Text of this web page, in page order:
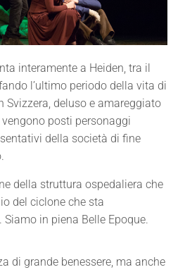
interamente a Heiden, tra il
l’ultimo periodo della vita di
Svizzera, deluso e amareggiato
posti personaggi
della società di fine
della struttura ospedaliera che
del ciclone che sta
Siamo in piena Belle Epoque.
di grande benessere, ma anche